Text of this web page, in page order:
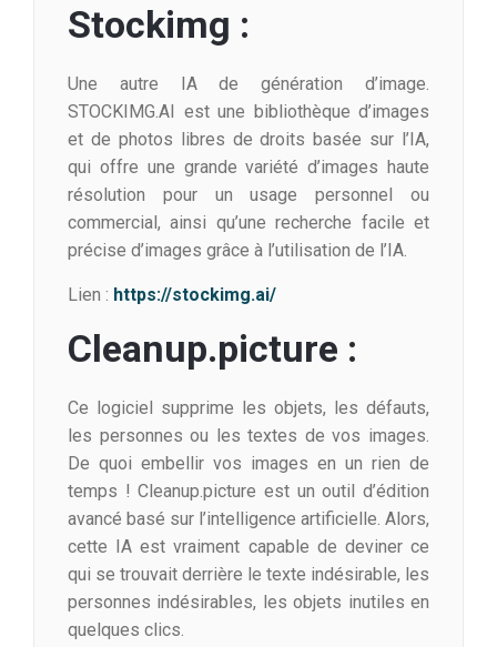
Stockimg :
Une autre IA de génération d’image.
STOCKIMG.AI est une bibliothèque d’images
et de photos libres de droits basée sur l’IA,
qui offre une grande variété d’images haute
résolution pour un usage personnel ou
commercial, ainsi qu’une recherche facile et
précise d’images grâce à l’utilisation de l’IA.
Lien : https://stockimg.ai/
Cleanup.picture :
Ce logiciel supprime les objets, les défauts,
les personnes ou les textes de vos images.
De quoi embellir vos images en un rien de
temps ! Cleanup.picture est un outil d’édition
avancé basé sur l’intelligence artificielle. Alors,
cette IA est vraiment capable de deviner ce
qui se trouvait derrière le texte indésirable, les
personnes indésirables, les objets inutiles en
quelques clics.